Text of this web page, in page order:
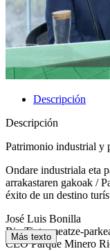
Descripción
Descripción
Patrimonio industrial y
Ondare industriala eta
arrakastaren gakoak /
éxito de un destino
José Luis Bonilla
Rio Tinto meatze-
CEO Parque Minero
Más texto